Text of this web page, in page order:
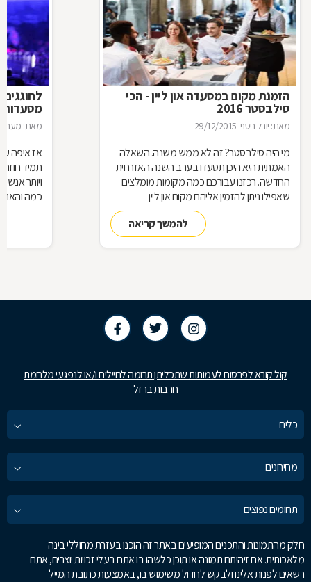
הזמנת מקום במסעדה און ליין - הכי
סילבסטר 2016
מאת: יובל ניסני 29/12/2015
מי היה סילבסטר? זה לא ממש משנה. השאלה
האמתית היא היכן תסעדו בערב השנה האזרחית
החדשה. רכזנו עבורכם כמה מקומות מומלצים
שאפילו ניתן להזמין אליהם מקום און ליין
להמשך קריאה
מסעדות
מאת:
אז איפה
תמיד
ויותר
כמה והאם
קול קורא לפרסום לעמותות שתכליתן תרומה לחיילים ו/או לנפגעי מלחמת
חרבות ברזל
כלים
מחירונים
תחומים נפוצים
חלק מהתמונות והתכנים המופיעים באתר זה הוכנו בעזרת מחוללי בינה
מלאכותית. אם זיהיתם תמונה או תוכן כלשהו בו אתם בעלי זכויות יוצרים, אתם
רשאים לפנות אלינו ולבקש לחדול משימוש בו, באמצעות כתובת המייל